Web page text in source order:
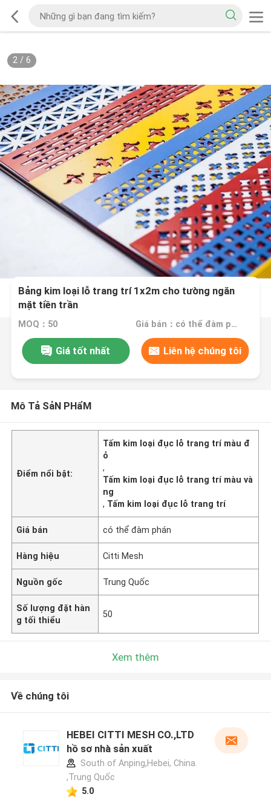
2/ 6
Bảng kim loại lỗ trang trí 1x2m cho tường ngăn
mặt tiền trần
MOQ：50 Giá bán：có thể đàm phán
Giá tốt nhất Liên hệ chúng tôi
Mô Tả SảN PHẩM
Điểm nổi bật:
Tấm kim loại đục lỗ trang trí màu đ
ỏ
,
Tấm kim loại đục lỗ trang trí màu và
ng
, Tấm kim loại đục lỗ trang trí
Giá bán có thể đàm phán
Hàng hiệu Citti Mesh
Nguồn gốc Trung Quốc
Số lượng đặt hàn
g tối thiểu
50
Xem thêm
Về chúng tôi
HEBEI CITTI MESH CO.,LTD
hồ sơ nhà sản xuất
South of Anping,Hebei, China.
,Trung Quốc
5.0